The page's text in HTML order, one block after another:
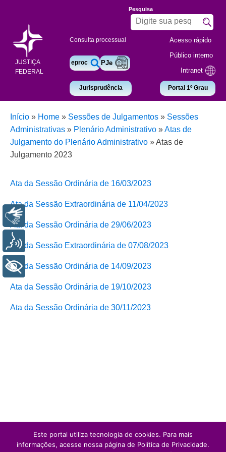
JUSTIÇA
FEDERAL
Consulta processual
eproc PJe
Jurisprudência
Pesquisa
Acesso rápido
Público interno
Intranet
Portal 1º Grau
Início » Home » Sessões de Julgamentos » Sessões
Administrativas » Plenário Administrativo »Atas de
Julgamento do Plenário Administrativo »Atas de
Julgamento 2023
Ata da Sessão Ordinária de 16/03/2023
Ata da Sessão Extraordinária de 11/04/2023
Ata da Sessão Ordinária de 29/06/2023
Ata da Sessão Extraordinária de 07/08/2023
Ata da Sessão Ordinária de 14/09/2023
Ata da Sessão Ordinária de 19/10/2023
Ata da Sessão Ordinária de 30/11/2023
Este portal utiliza tecnologia de cookies. Para mais
informações, acesse nossa página de Política de Privacidade.
Voz
+ Acessibilidade